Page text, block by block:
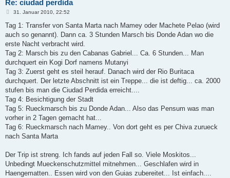
Re: ciudad perdida
B
i
r
a
31. Januar 2010, 22:52
Tag 1: Transfer von Santa Marta nach Mamey oder Machete Pelao (wird
auch so genannt). Dann ca. 3 Stunden Marsch bis Donde Adan wo die
erste Nacht verbracht wird.
Tag 2: Marsch bis zu den Cabanas Gabriel... Ca. 6 Stunden... Man
durchquert ein Kogi Dorf namens Mutanyi
Tag 3: Zuerst geht es steil herauf. Danach wird der Rio Buritaca
durchquert. Der letzte Abschnitt ist ein Treppe... die ist deftig... ca. 2000
stufen bis man die Ciudad Perdida erreicht....
Tag 4: Besichtigung der Stadt
Tag 5: Rueckmarsch bis zu Donde Adan... Also das Pensum was man
vorher in 2 Tagen gemacht hat...
Tag 6: Rueckmarsch nach Mamey.. Von dort geht es per Chiva zurueck
nach Santa Marta
Der Trip ist streng. Ich fands auf jeden Fall so. Viele Moskitos...
Unbedingt Mueckenschutzmittel mitnehmen... Geschlafen wird in
Haengematten.. Essen wird von den Guias zubereitet... Ist einfach....